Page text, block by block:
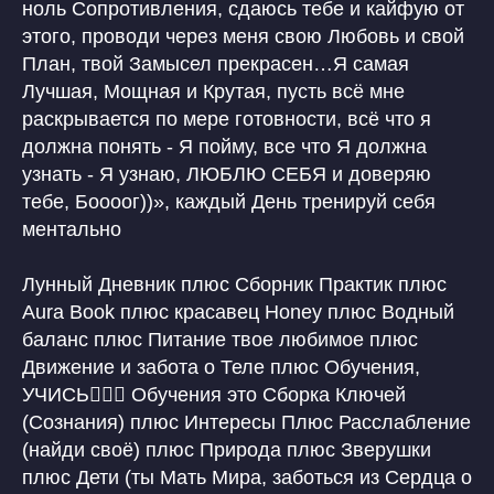
ноль Сопротивления, сдаюсь тебе и кайфую от
этого, проводи через меня свою Любовь и свой
План, твой Замысел прекрасен…Я самая
Лучшая, Мощная и Крутая, пусть всё мне
раскрывается по мере готовности, всё что я
должна понять - Я пойму, все что Я должна
узнать - Я узнаю, ЛЮБЛЮ СЕБЯ и доверяю
тебе, Боооог))», каждый День тренируй себя
ментально
Лунный Дневник плюс Сборник Практик плюс
Aura Book плюс красавец Honey плюс Водный
баланс плюс Питание твое любимое плюс
Движение и забота о Теле плюс Обучения,
УЧИСЬ🙋🏼‍♀️ Обучения это Сборка Ключей
(Сознания) плюс Интересы Плюс Расслабление
(найди своё) плюс Природа плюс Зверушки
плюс Дети (ты Мать Мира, заботься из Сердца о